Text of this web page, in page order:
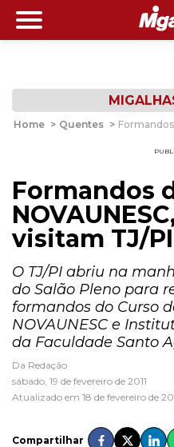
Home > Quentes >
Formandos
visitam TJ/PI
O TJ/PI abriu na
do Salão Pleno para
formandos do Curso
NOVAUNESC e
da Faculdade Santo
Da Redação
sábado, 19 de fevereiro de 2011
Atualizado em 18 de fevereiro de
Compartilhar